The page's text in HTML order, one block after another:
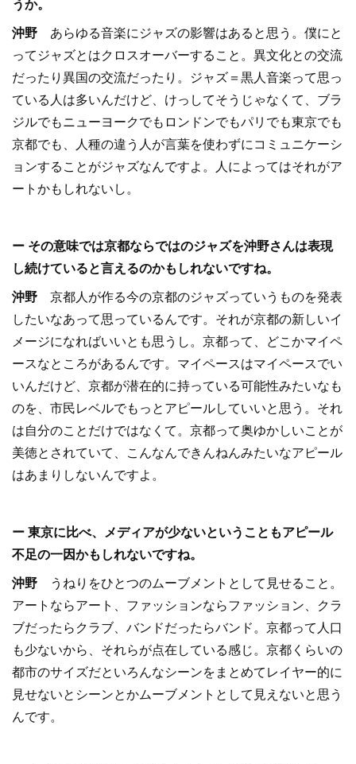
沖野 あらゆる音楽にジャズの影響はあると思う。僕にと
ってジャズとはクロスオーバーすること。異文化との交流
だったり異国の交流だったり。ジャズ＝黒人音楽って思っ
ている人は多いんだけど、けっしてそうじゃなくて、ブラ
ジルでもニューヨークでもロンドンでもパリでも東京でも
京都でも、人種の違う人が言葉を使わずにコミュニケーシ
ョンすることがジャズなんですよ。人によってはそれがア
ートかもしれないし。
ー その意味では京都ならではのジャズを沖野さんは表現
し続けていると言えるのかもしれないですね。
沖野 京都人が作る今の京都のジャズっていうものを発表
したいなあって思っているんです。それが京都の新しいイ
メージになればいいとも思うし。京都って、どこかマイペ
ースなところがあるんです。マイペースはマイペースでい
いんだけど、京都が潜在的に持っている可能性みたいなも
のを、市民レベルでもっとアピールしていいと思う。それ
は自分のことだけではなくて。京都って奥ゆかしいことが
美徳とされていて、こんなんできんねんみたいなアピール
はあまりしないんですよ。
ー 東京に比べ、メディアが少ないということもアピール
不足の一因かもしれないですね。
沖野 うねりをひとつのムーブメントとして見せること。
アートならアート、ファッションならファッション、クラ
ブだったらクラブ、バンドだったらバンド。京都って人口
も少ないから、それらが点在している感じ。京都くらいの
都市のサイズだといろんなシーンをまとめてレイヤー的に
見せないとシーンとかムーブメントとして見えないと思う
んです。